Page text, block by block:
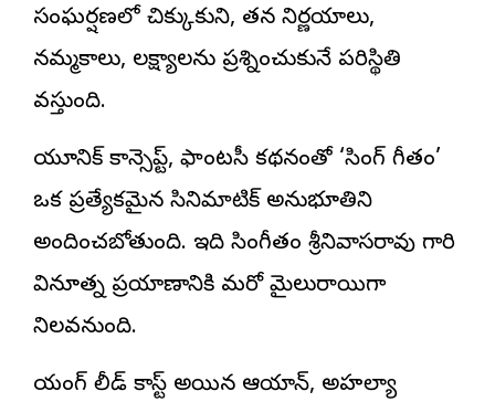
సంఘర్షణలో చిక్కుకుని, తన నిర్ణయాలు,
నమ్మకాలు, లక్ష్యాలను ప్రశ్నించుకునే పరిస్థితి
వస్తుంది.
యూనిక్ కాన్సెప్ట్, ఫాంటసీ కథనంతో ‘సింగ్ గీతం’
ఒక ప్రత్యేకమైన సినిమాటిక్ అనుభూతిని
అందించబోతుంది. ఇది సింగీతం శ్రీనివాసరావు గారి
వినూత్న ప్రయాణానికి మరో మైలురాయిగా
నిలవనుంది.
యంగ్ లీడ్ కాస్ట్ అయిన ఆయాన్, అహల్యా